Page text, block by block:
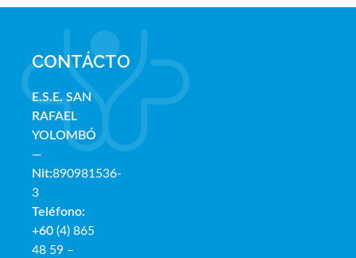
CONTÁCTO
E.S.E. SAN
RAFAEL
YOLOMBÓ
—
Nit:890981536-
3
Teléfono:
+60 (4) 865
48 59 –